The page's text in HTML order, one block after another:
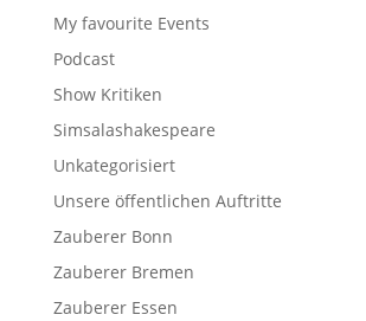
My favourite Events
Podcast
Show Kritiken
Simsalashakespeare
Unkategorisiert
Unsere öffentlichen Auftritte
Zauberer Bonn
Zauberer Bremen
Zauberer Essen